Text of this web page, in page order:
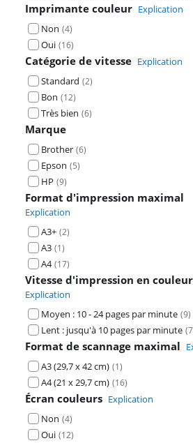
Imprimante couleur Explication
Non (4)
Oui (16)
Catégorie de vitesse Explication
Standard (2)
Bon (12)
Très bien (6)
Marque
Brother (6)
Epson (5)
HP (9)
Format d'impression maximal
Explication
A3+ (2)
A3 (1)
A4 (17)
Vitesse d'impression en
Explication
Moyen : 10 - 24 pages par minute (9)
Lent : jusqu'à 10 pages par minute (7
Format de scannage maximal
A3 (29,7 x 42 cm) (1)
A4 (21 x 29,7 cm) (16)
Écran couleurs Explication
Non (4)
Oui (12)